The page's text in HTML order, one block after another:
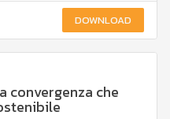
DOWNLOAD
convergenza che